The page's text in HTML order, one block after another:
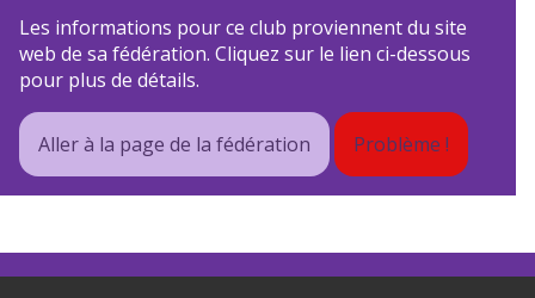
Les informations pour ce club proviennent du site
web de sa fédération. Cliquez sur le lien ci-dessous
pour plus de détails.
Aller à la page de la fédération Problème !